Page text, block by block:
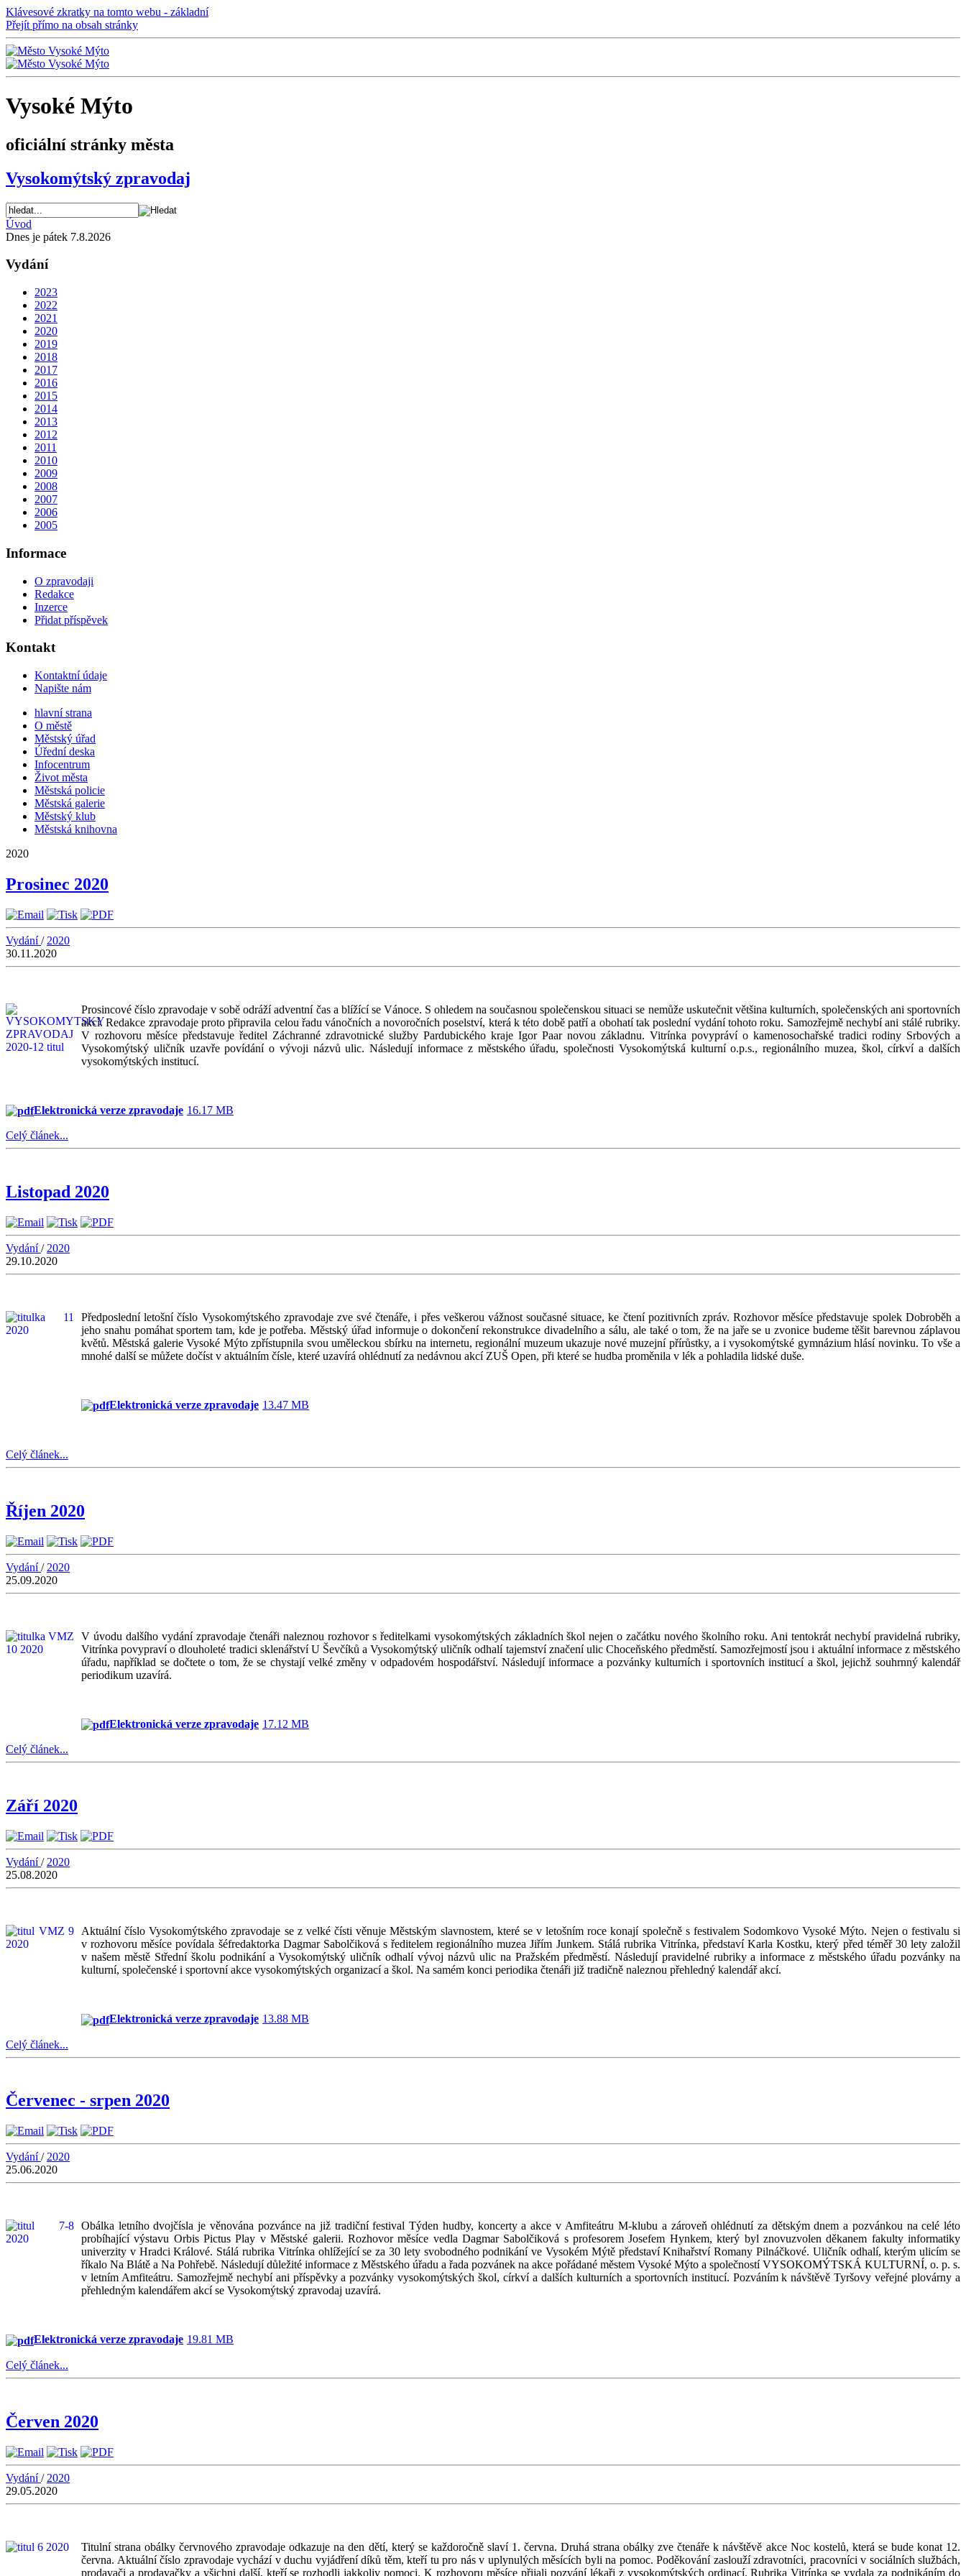
Klávesové zkratky na tomto webu - základní
Přejít přímo na obsah stránky
Vysoké Mýto
oficiální stránky města
Vysokomýtský zpravodaj
Úvod
Dnes je pátek 7.8.2026
Vydání
2023
2022
2021
2020
2019
2018
2017
2016
2015
2014
2013
2012
2011
2010
2009
2008
2007
2006
2005
Informace
O zpravodaji
Redakce
Inzerce
Přidat příspěvek
Kontakt
Kontaktní údaje
Napište nám
hlavní strana
O městě
Městský úřad
Úřední deska
Infocentrum
Život města
Městská policie
Městská galerie
Městský klub
Městská knihovna
2020
Prosinec 2020
Vydání/ 2020
30.11.2020
Prosincové číslo zpravodaje v sobě odráží adventní čas a blížící se Vánoce. S ohledem na současnou společenskou situaci se nemůže uskutečnit většina kulturních, společenských ani sportovních
akcí. Redakce zpravodaje proto připravila celou řadu vánočních a novoročních poselství, která k této době patří a obohatí tak poslední vydání tohoto roku. Samozřejmě nechybí ani stálé rubriky.
V rozhovoru měsíce představuje ředitel Záchranné zdravotnické služby Pardubického kraje Igor Paar novou základnu. Vitrínka povypráví o kamenosochařské tradici rodiny Srbových a
Vysokomýtský uličník uzavře povídání o vývoji názvů ulic. Následují informace z městského úřadu, společnosti Vysokomýtská kulturní o.p.s., regionálního muzea, škol, církví a dalších
vysokomýtských institucí.
Elektronická verze zpravodaje 16.17 MB
Celý článek...
Listopad 2020
Vydání/ 2020
29.10.2020
Předposlední letošní číslo Vysokomýtského zpravodaje zve své čtenáře, i přes veškerou vážnost současné situace, ke čtení pozitivních zpráv. Rozhovor měsíce představuje spolek Dobroběh a
jeho snahu pomáhat sportem tam, kde je potřeba. Městský úřad informuje o dokončení rekonstrukce divadelního a sálu, ale také o tom, že na jaře se u zvonice budeme těšit barevnou záplavou
květů. Městská galerie Vysoké Mýto zpřístupnila svou uměleckou sbírku na internetu, regionální muzeum ukazuje nové muzejní přírůstky, a i vysokomýtské gymnázium hlásí novinku. To vše a
mnohé další se můžete dočíst v aktuálním čísle, které uzavírá ohlédnutí za nedávnou akcí ZUŠ Open, při které se hudba proměnila v lék a pohladila lidské duše.
Elektronická verze zpravodaje 13.47 MB
Celý článek...
Říjen 2020
Vydání/ 2020
25.09.2020
V úvodu dalšího vydání zpravodaje čtenáři naleznou rozhovor s ředitelkami vysokomýtských základních škol nejen o začátku nového školního roku. Ani tentokrát nechybí pravidelná rubriky,
Vitrínka povypraví o dlouholeté tradici sklenářství U Ševčíků a Vysokomýtský uličník odhalí tajemství značení ulic Choceňského předměstí. Samozřejmostí jsou i aktuální informace z městského
úřadu, například se dočtete o tom, že se chystají velké změny v odpadovém hospodářství. Následují informace a pozvánky kulturních i sportovních institucí a škol, jejichž souhrnný kalendář
periodikum uzavírá.
Elektronická verze zpravodaje 17.12 MB
Celý článek...
Září 2020
Vydání/ 2020
25.08.2020
Aktuální číslo Vysokomýtského zpravodaje se z velké čísti věnuje Městským slavnostem, které se v letošním roce konají společně s festivalem Sodomkovo Vysoké Mýto. Nejen o festivalu si
v rozhovoru měsíce povídala šéfredaktorka Dagmar Sabolčiková s ředitelem regionálního muzea Jiřím Junkem. Stálá rubrika Vitrínka, představí Karla Kostku, který před téměř 30 lety založil
v našem městě Střední školu podnikání a Vysokomýtský uličník odhalí vývoj názvů ulic na Pražském předměstí. Následují pravidelné rubriky a informace z městského úřadu pozvánky na
kulturní, společenské i sportovní akce vysokomýtských organizací a škol. Na samém konci periodika čtenáři již tradičně naleznou přehledný kalendář akcí.
Elektronická verze zpravodaje 13.88 MB
Celý článek...
Červenec - srpen 2020
Vydání/ 2020
25.06.2020
Obálka letního dvojčísla je věnována pozvánce na již tradiční festival Týden hudby, koncerty a akce v Amfiteátru M-klubu a zároveň ohlédnutí za dětským dnem a pozvánkou na celé léto
probíhající výstavu Orbis Pictus Play v Městské galerii. Rozhovor měsíce vedla Dagmar Sabolčiková s profesorem Josefem Hynkem, který byl znovuzvolen děkanem fakulty informatiky
univerzity v Hradci Králové. Stálá rubrika Vitrínka ohlížející se za 30 lety svobodného podnikání ve Vysokém Mýtě představí Knihařství Romany Pilnáčkové. Uličník odhalí, kterým ulicím se
říkalo Na Blátě a Na Pohřebě. Následují důležité informace z Městského úřadu a řada pozvánek na akce pořádané městem Vysoké Mýto a společností VYSOKOMÝTSKÁ KULTURNÍ, o. p. s.
v letním Amfiteátru. Samozřejmě nechybí ani příspěvky a pozvánky vysokomýtských škol, církví a dalších kulturních a sportovních institucí. Pozváním k návštěvě Tyršovy veřejné plovárny a
přehledným kalendářem akcí se Vysokomýtský zpravodaj uzavírá.
Elektronická verze zpravodaje 19.81 MB
Celý článek...
Červen 2020
Vydání/ 2020
29.05.2020
Titulní strana obálky červnového zpravodaje odkazuje na den dětí, který se každoročně slaví 1. června. Druhá strana obálky zve čtenáře k návštěvě akce Noc kostelů, která se bude konat 12.
června. Aktuální číslo zpravodaje vychází v duchu vyjádření díků těm, kteří tu pro nás v uplynulých měsících byli na pomoc. Poděkování zaslouží zdravotníci, pracovníci v sociálních službách,
prodavači a prodavačky a všichni další, kteří se rozhodli jakkoliv pomoci. K rozhovoru měsíce přijali pozvání lékaři z vysokomýtských ordinací. Rubrika Vitrínka se vydala za podnikáním do